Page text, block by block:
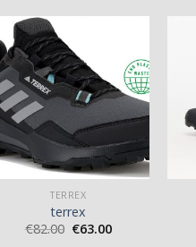
TERREX
terrex
€82.00 €63.00